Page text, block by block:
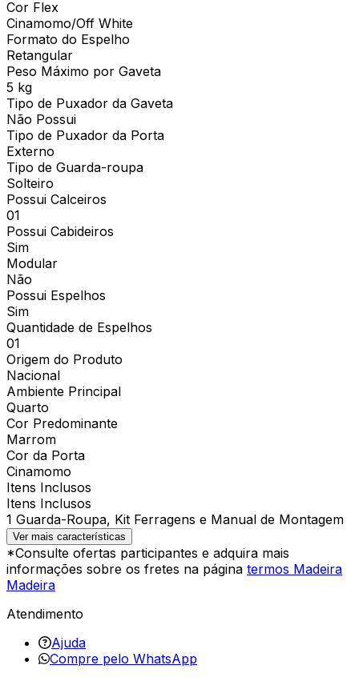
Cor Flex
Cinamomo/Off White
Formato do Espelho
Retangular
Peso Máximo por Gaveta
5 kg
Tipo de Puxador da Gaveta
Não Possui
Tipo de Puxador da Porta
Externo
Tipo de Guarda-roupa
Solteiro
Possui Calceiros
01
Possui Cabideiros
Sim
Modular
Não
Possui Espelhos
Sim
Quantidade de Espelhos
01
Origem do Produto
Nacional
Ambiente Principal
Quarto
Cor Predominante
Marrom
Cor da Porta
Cinamomo
Itens Inclusos
Itens Inclusos
1 Guarda-Roupa, Kit Ferragens e Manual de Montagem
Ver mais características
*Consulte ofertas participantes e adquira mais
informações sobre os fretes na página termos Madeira
Madeira
Atendimento
Ajuda
Compre pelo WhatsApp